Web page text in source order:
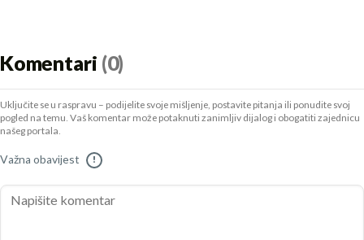
Komentari (0)
Uključite se u raspravu – podijelite svoje mišljenje, postavite pitanja ili ponudite svoj
pogled na temu. Vaš komentar može potaknuti zanimljiv dijalog i obogatiti zajednicu
našeg portala.
Važna obavijest !